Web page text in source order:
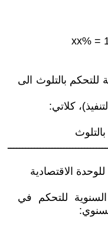
للتحكم بالتلوث الى
كلاتي:
الاقتصادية
للتحكم في